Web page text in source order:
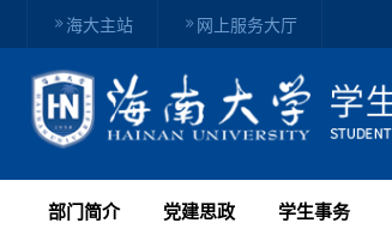
海大主站 网上服务大厅
部门简介 党建思政 学生事务